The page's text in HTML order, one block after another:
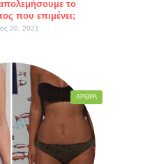
το
που επιμένει;
20, 2021
ΆΡΘΡΑ